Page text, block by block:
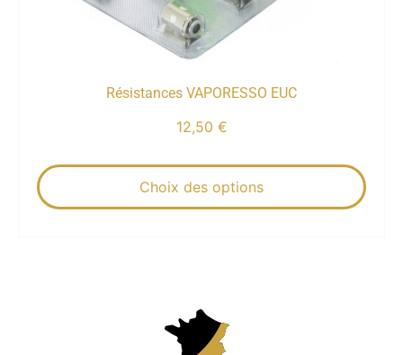
Résistances VAPORESSO EUC
12,50 €
Choix des options